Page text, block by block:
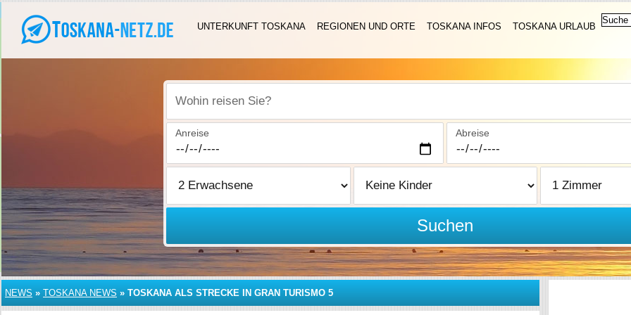
UNTERKUNFT TOSKANA REGIONEN UND ORTE TOSKANA INFOS TOSKANA URLAUB
Wohin reisen Sie?
Anreise Abreise
Suchen
NEWS » TOSKANA NEWS » TOSKANA ALS STRECKE IN GRAN TURISMO 5